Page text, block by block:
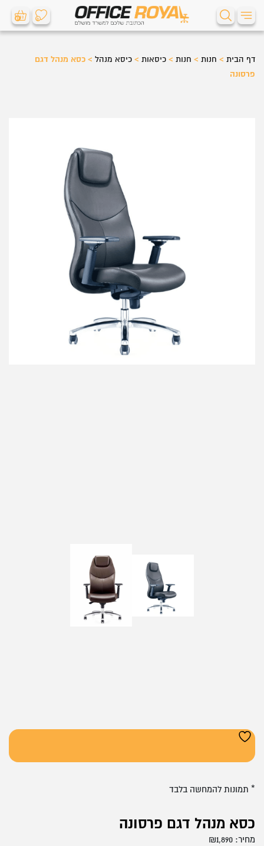
0 0
דף הבית > חנות > חנות > כיסאות > כיסא מנהל > כסא מנהל דגם
פרסונה
כסא מנהל דגם פרסונה
מחיר: ₪1,890
* תמונות להמחשה בלבד